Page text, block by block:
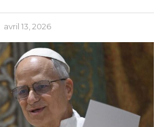
avril 13, 2026